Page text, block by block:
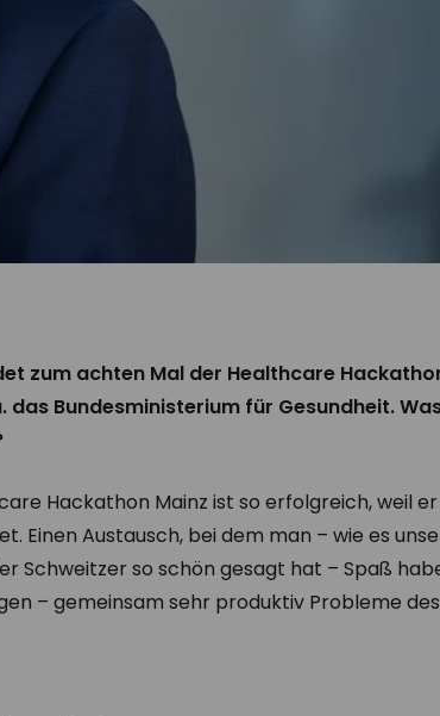
zum achten Mal der Healthcare
das Bundesministerium für Gesundheit.
Hackathon Mainz ist so erfolgreich, weil
Einen Austausch, bei dem man – wie es
Schweitzer so schön gesagt hat – Spaß
– gemeinsam sehr produktiv Probleme